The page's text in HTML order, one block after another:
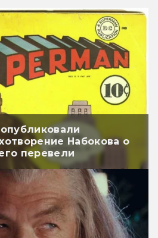
Набокова о
перевели